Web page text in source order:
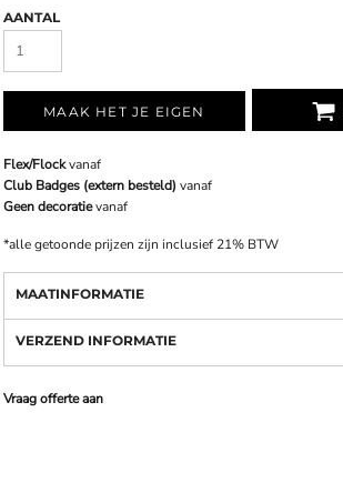
AANTAL
MAAK HET JE EIGEN
Flex/Flockvanaf
Club Badges (extern besteld) vanaf
Geen decoratievanaf
*alle getoonde prijzen zijn inclusief 21% BTW
MAATINFORMATIE
VERZEND INFORMATIE
Vraag offerte aan